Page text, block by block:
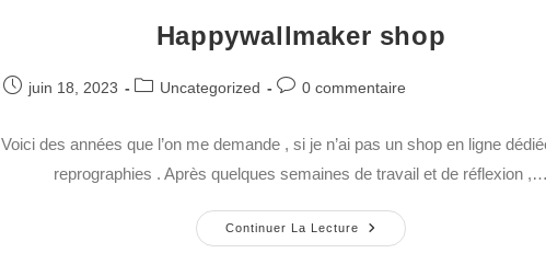
Happywallmaker shop
juin 18, 2023 Uncategorized 0 commentaire
Voici des années que l’on me demande , si je n’ai pas un shop en ligne
reprographies . Après quelques semaines de travail et de réflexion
Continuer La Lecture